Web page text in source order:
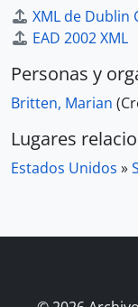
XML de Dublin
EAD 2002 XML
Personas y
Britten, Marian
Lugares
Estados Unidos »